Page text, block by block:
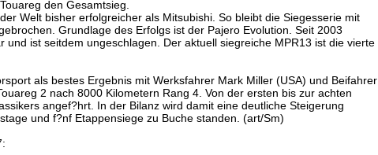
den Gesamtsieg.
Welt bisher erfolgreicher als Mitsubishi. So bleibt die Siegesserie mit
Grundlage des Erfolgs ist der Pajero Evolution. Seit 2003
ist seitdem ungeschlagen. Der aktuell siegreiche MPR13 ist die vierte
als bestes Ergebnis mit Werksfahrer Mark Miller (USA) und Beifahrer
2 nach 8000 Kilometern Rang 4. Von der ersten bis zur achten
angef?hrt. In der Bilanz wird damit eine deutliche Steigerung
und f?nf Etappensiege zu Buche standen. (art/Sm)